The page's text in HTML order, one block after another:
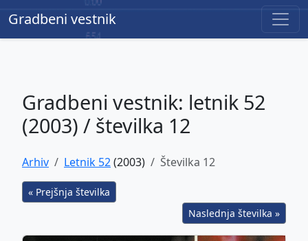
Gradbeni vestnik
Gradbeni vestnik
Gradbeni vestnik: letnik 52
(2003) / številka 12
Arhiv Letnik 52(2003) Številka 12
« Prejšnja številka
Naslednja številka »